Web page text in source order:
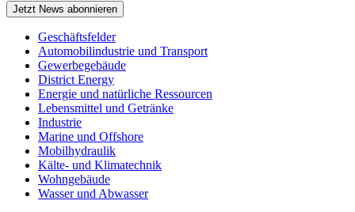
Jetzt News abonnieren
Geschäftsfelder
Automobilindustrie und Transport
Gewerbegebäude
District Energy
Energie und natürliche Ressourcen
Lebensmittel und Getränke
Industrie
Marine und Offshore
Mobilhydraulik
Kälte- und Klimatechnik
Wohngebäude
Wasser und Abwasser